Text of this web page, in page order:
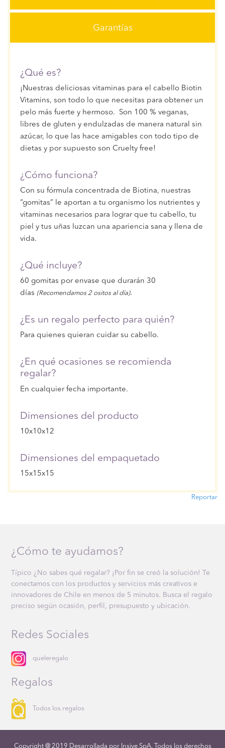
Garantías
¿Qué es?
¡Nuestras deliciosas vitaminas para el cabello Biotin
Vitamins, son todo lo que necesitas para obtener un
pelo más fuerte y hermoso. Son 100 % veganas,
libres de gluten y endulzadas de manera natural sin
azúcar, lo que las hace amigables con todo tipo de
dietas y por supuesto son Cruelty free!
¿Cómo funciona?
Con su fórmula concentrada de Biotina, nuestras
“gomitas” le aportan a tu organismo los nutrientes y
vitaminas necesarios para lograr que tu cabello, tu
piel y tus uñas luzcan una apariencia sana y llena de
vida.
¿Qué incluye?
60 gomitas por envase que durarán 30
días (Recomendamos 2 ositos al día).
¿Es un regalo perfecto para quién?
Para quienes quieran cuidar su cabello.
¿En qué ocasiones se recomienda
regalar?
En cualquier fecha importante.
Dimensiones del producto
10x10x12
Dimensiones del empaquetado
15x15x15
Reportar
¿Cómo te ayudamos?
Típico ¿No sabes qué regalar? ¡Por fin se creó la solución! Te
conectamos con los productos y servicios más creativos e
innovadores de Chile en menos de 5 minutos. Busca el regalo
preciso según ocasión, perfil, presupuesto y ubicación.
Redes Sociales
queleregalo
Regalos
Todos los regalos
Copyright @ 2019 Desarrollada por Insive SpA. Todos los derechos